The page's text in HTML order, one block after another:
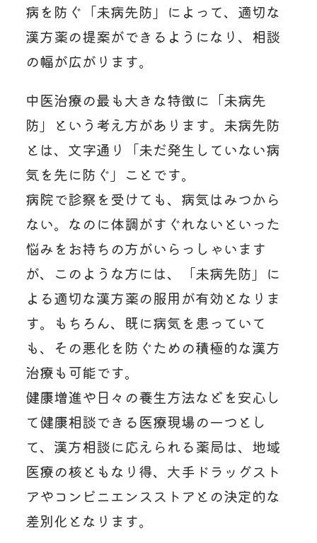
病を防ぐ「未病先防」によって、適切な
漢方薬の提案ができるようになり、相談
の幅が広がります。
中医治療の最も大きな特徴に「未病先
防」という考え方があります。未病先防
とは、文字通り「未だ発生していない病
気を先に防ぐ」ことです。
病院で診察を受けても、病気はみつから
ない。なのに体調がすぐれないといった
悩みをお持ちの方がいらっしゃいます
が、このような方には、「未病先防」に
よる適切な漢方薬の服用が有効となりま
す。もちろん、既に病気を患っていて
も、その悪化を防ぐための積極的な漢方
治療も可能です。
健康増進や日々の養生方法などを安心し
て健康相談できる医療現場の一つとし
て、漢方相談に応えられる薬局は、地域
医療の核ともなり得、大手ドラッグスト
アやコンビニエンスストアとの決定的な
差別化となります。